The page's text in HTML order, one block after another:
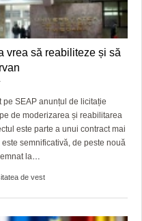
vrea să reabiliteze și să
SEAP anunțul de licitație
de moderizarea și reabilitarea
este parte a unui contract mai
semnificativă, de peste nouă
la…
de vest